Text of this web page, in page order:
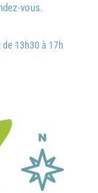
vous.
13h30 à 17h